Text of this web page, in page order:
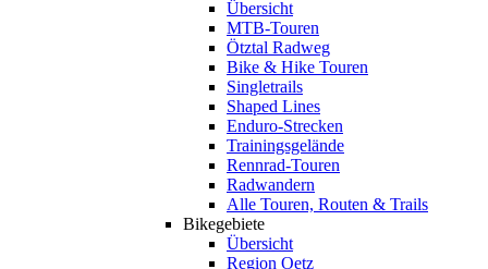
Übersicht
MTB-Touren
Ötztal Radweg
Bike & Hike Touren
Singletrails
Shaped Lines
Enduro-Strecken
Trainingsgelände
Rennrad-Touren
Radwandern
Alle Touren, Routen & Trails
Bikegebiete
Übersicht
Region Oetz